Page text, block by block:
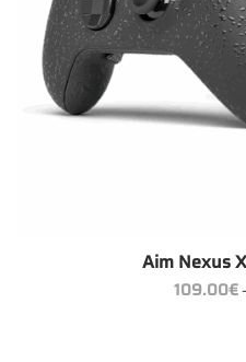
Aim Nexus
109.00€–